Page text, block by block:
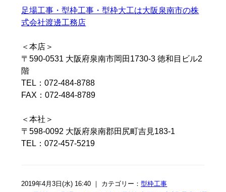
足場工事・型枠工事・型枠大工は大阪泉南市の株
式会社渡邊工務店
＜本店＞
〒590-0531 大阪府泉南市岡田1730-3 徳和目ビル2
階
TEL：072-484-8788
FAX：072-484-8789
＜本社＞
〒598-0092 大阪府泉南郡田尻町吉見183-1
TEL：072-457-5219
2019年4月3日(水) 16:40 ｜ カテゴリー：型枠工事